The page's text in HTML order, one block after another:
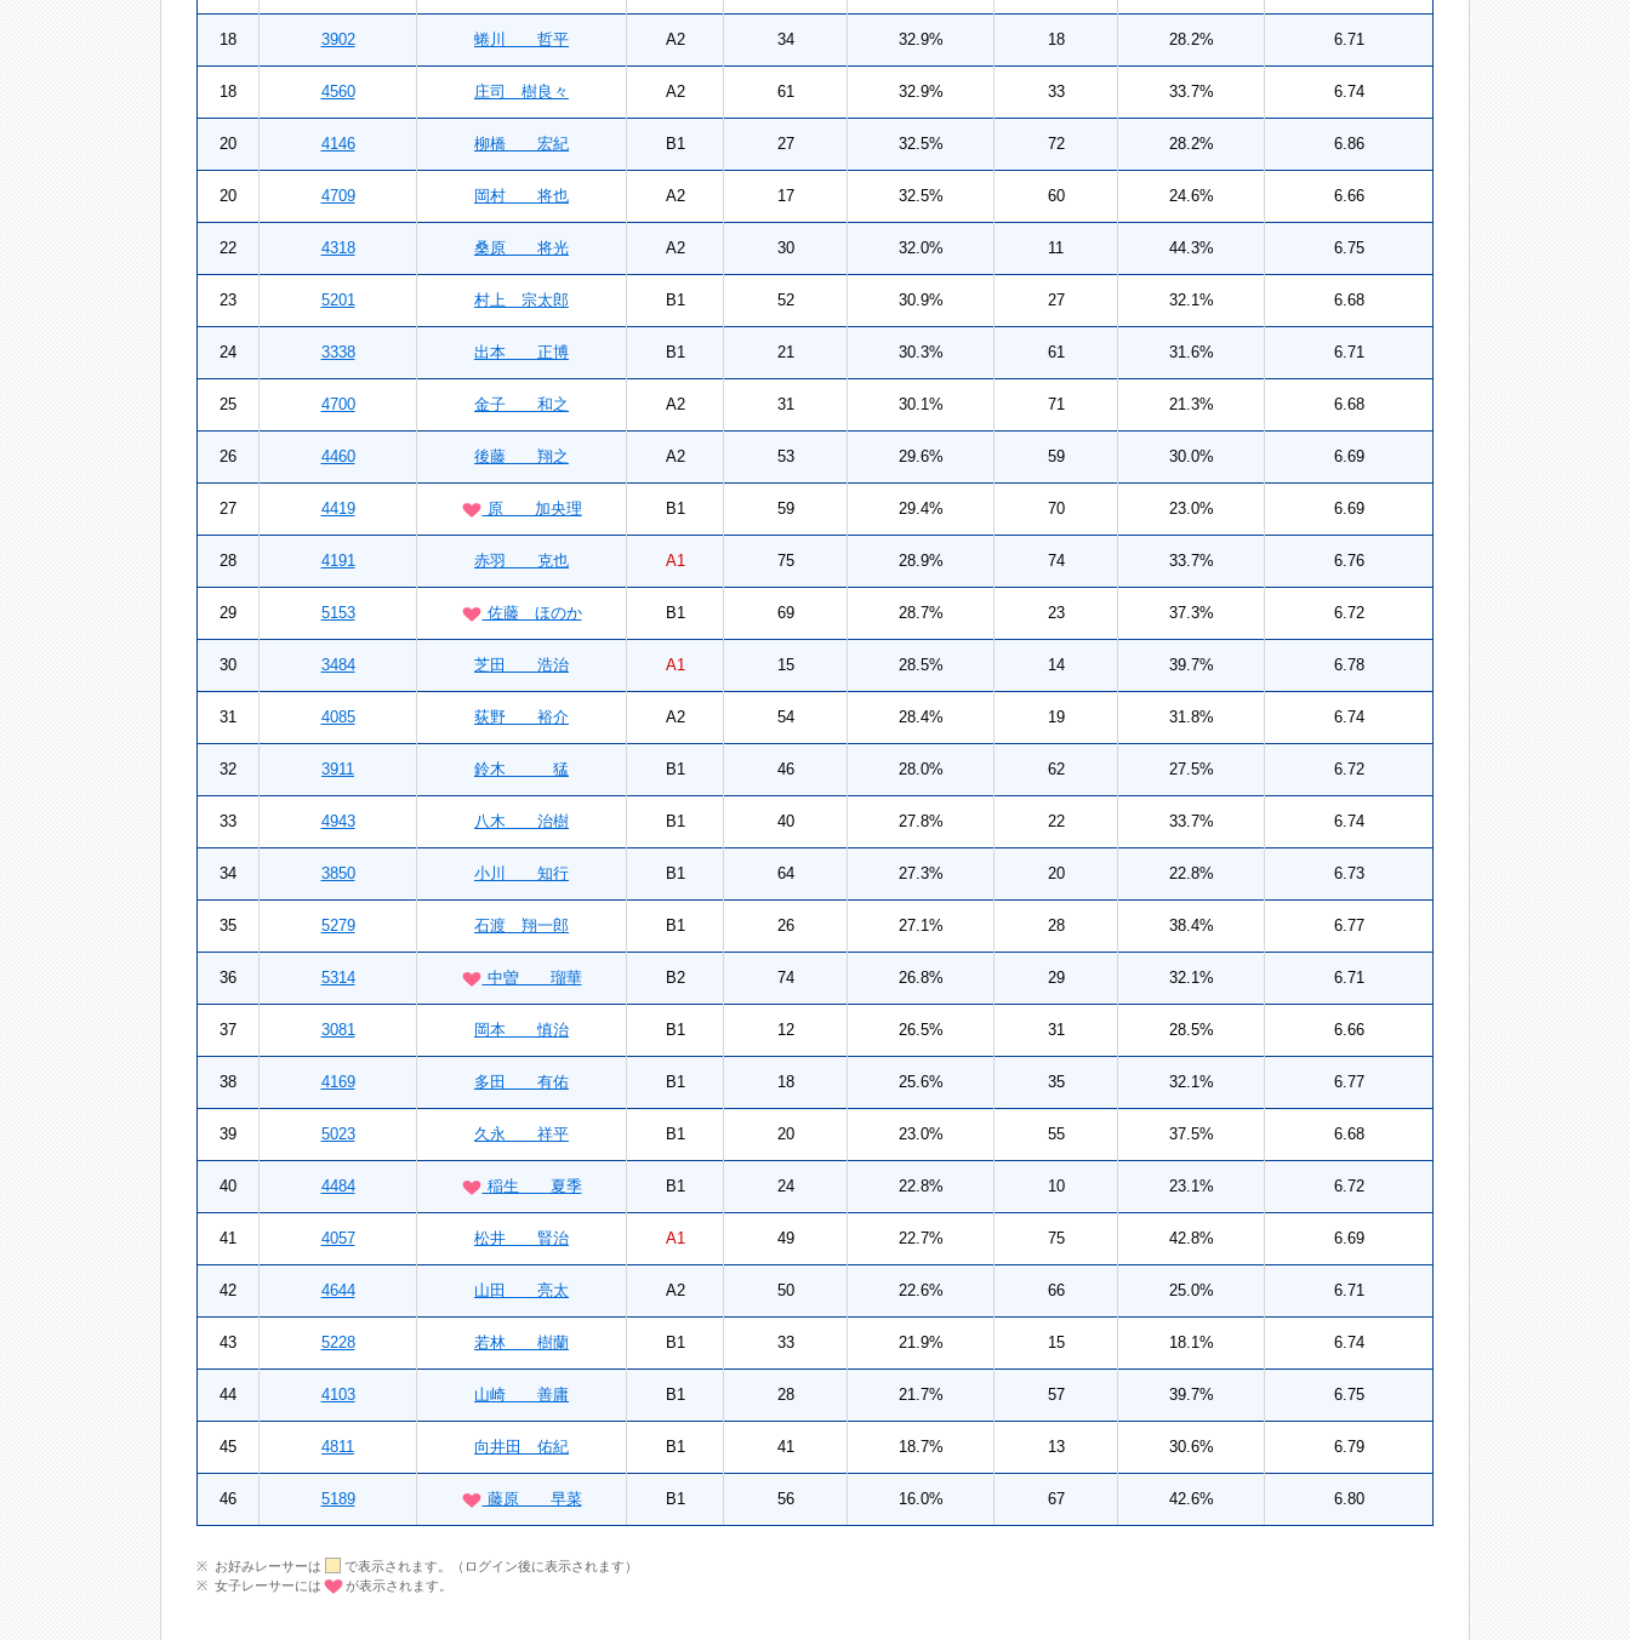
18 3902 蜷川 哲平 A2 34 32.9% 18 28.2% 6.71
18 4560 庄司 樹良々 A2 61 32.9% 33 33.7% 6.74
20 4146 柳橋 宏紀 B1 27 32.5% 72 28.2% 6.86
20 4709 岡村 将也 A2 17 32.5% 60 24.6% 6.66
22 4318 桑原 将光 A2 30 32.0% 11 44.3% 6.75
23 5201 村上 宗太郎 B1 52 30.9% 27 32.1% 6.68
24 3338 出本 正博 B1 21 30.3% 61 31.6% 6.71
25 4700 金子 和之 A2 31 30.1% 71 21.3% 6.68
26 4460 後藤 翔之 A2 53 29.6% 59 30.0% 6.69
27 4419 原 加央理 B1 59 29.4% 70 23.0% 6.69
28 4191 赤羽 克也 A1 75 28.9% 74 33.7% 6.76
29 5153 佐藤 ほのか B1 69 28.7% 23 37.3% 6.72
30 3484 芝田 浩治 A1 15 28.5% 14 39.7% 6.78
31 4085 荻野 裕介 A2 54 28.4% 19 31.8% 6.74
32 3911 鈴木 猛 B1 46 28.0% 62 27.5% 6.72
33 4943 八木 治樹 B1 40 27.8% 22 33.7% 6.74
34 3850 小川 知行 B1 64 27.3% 20 22.8% 6.73
35 5279 石渡 翔一郎 B1 26 27.1% 28 38.4% 6.77
36 5314 中曽 瑠華 B2 74 26.8% 29 32.1% 6.71
37 3081 岡本 慎治 B1 12 26.5% 31 28.5% 6.66
38 4169 多田 有佑 B1 18 25.6% 35 32.1% 6.77
39 5023 久永 祥平 B1 20 23.0% 55 37.5% 6.68
40 4484 稲生 夏季 B1 24 22.8% 10 23.1% 6.72
41 4057 松井 賢治 A1 49 22.7% 75 42.8% 6.69
42 4644 山田 亮太 A2 50 22.6% 66 25.0% 6.71
43 5228 若林 樹蘭 B1 33 21.9% 15 18.1% 6.74
44 4103 山崎 善庸 B1 28 21.7% 57 39.7% 6.75
45 4811 向井田 佑紀 B1 41 18.7% 13 30.6% 6.79
46 5189 藤原 早菜 B1 56 16.0% 67 42.6% 6.80
お好みレーサーは
で表示されます。（ログイン後に表示されます）
女子レーサーには
が表示されます。